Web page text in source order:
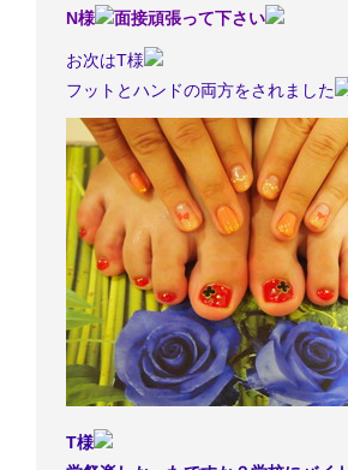
N様 面接頑張って下さい
お次はT様
フットとハンドの両方をされました
T様